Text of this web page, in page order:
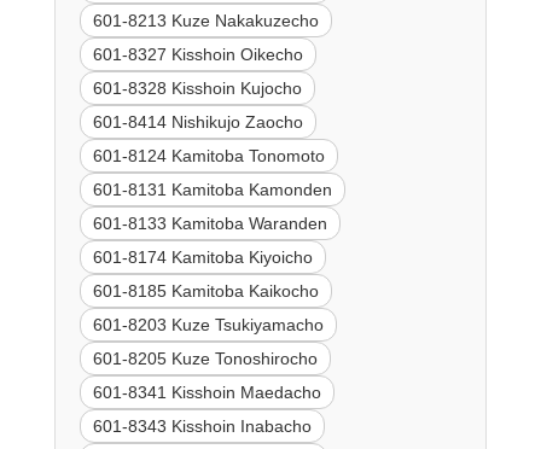
601-8213 Kuze Nakakuzecho
601-8327 Kisshoin Oikecho
601-8328 Kisshoin Kujocho
601-8414 Nishikujo Zaocho
601-8124 Kamitoba Tonomoto
601-8131 Kamitoba Kamonden
601-8133 Kamitoba Waranden
601-8174 Kamitoba Kiyoicho
601-8185 Kamitoba Kaikocho
601-8203 Kuze Tsukiyamacho
601-8205 Kuze Tonoshirocho
601-8341 Kisshoin Maedacho
601-8343 Kisshoin Inabacho